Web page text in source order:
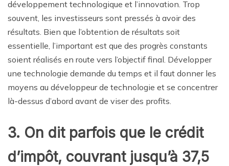
développement technologique et l’innovation. Trop
souvent, les investisseurs sont pressés à avoir des
résultats. Bien que l’obtention de résultats soit
essentielle, l’important est que des progrès constants
soient réalisés en route vers l’objectif final. Développer
une technologie demande du temps et il faut donner les
moyens au développeur de technologie et se concentrer
là-dessus d’abord avant de viser des profits.
3. On dit parfois que le crédit
d’impôt, couvrant jusqu’à 37,5